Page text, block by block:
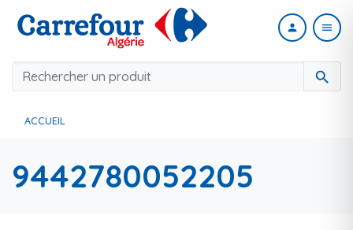
search
person menu
ACCUEIL
9442780052205